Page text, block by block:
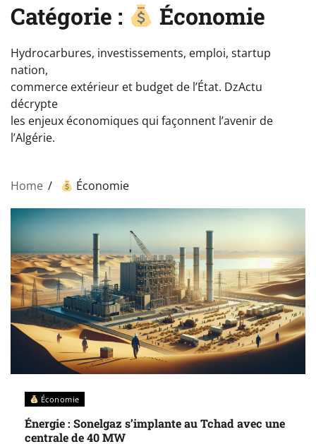
Catégorie : Économie
Hydrocarbures, investissements, emploi, startup
nation,
commerce extérieur et budget de l’État. DzActu
décrypte
les enjeux économiques qui façonnent l’avenir de
l’Algérie.
Home Économie
Économie
Énergie : Sonelgaz s’implante au Tchad avec une
centrale de 40 MW